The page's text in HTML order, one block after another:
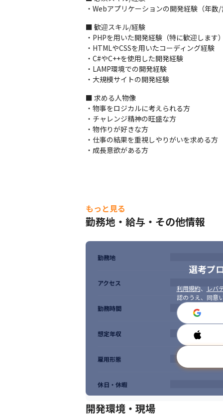
・Webアプリケーションの開発経験（年数
■ 歓迎スキル/経験
・PHPを用いた開発経験（特に歓迎します
・HTMLやCSSを用いたコーディング経験
・C#やC++を使用した開発経験
・LAMP環境での開発経験
・大規模サイトの開発経験
■ 求める人物像
・物事をロジカルに考えられる方
・チャレンジ精神の旺盛な方
・物作りが好きな方
・仕事の結果を重視しやりがいを求める方
・成長意欲がある方
もっと見る
勤務地・給与・その他情報
選考プ
利用規約、
レバ
認のうえ、同意
勤務地
アクセス
勤務時間
想定年収
雇用形態
休日・休暇
開発環境・現場